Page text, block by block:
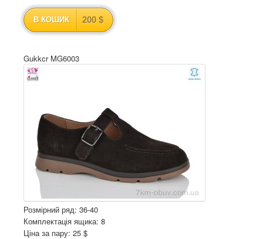
В КОШИК 200 $
Gukkcr MG6003
Розмірний ряд: 36-40
Комплектація ящика: 8
Ціна за пару: 25 $